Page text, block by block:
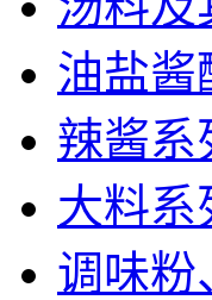
油盐酱
辣酱系
大料系
调味粉